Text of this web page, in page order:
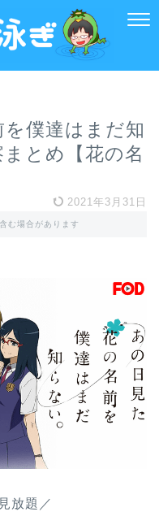
を僕達はまだ知
とめ【花の名
2021年3月31日
む場合があります
放題／